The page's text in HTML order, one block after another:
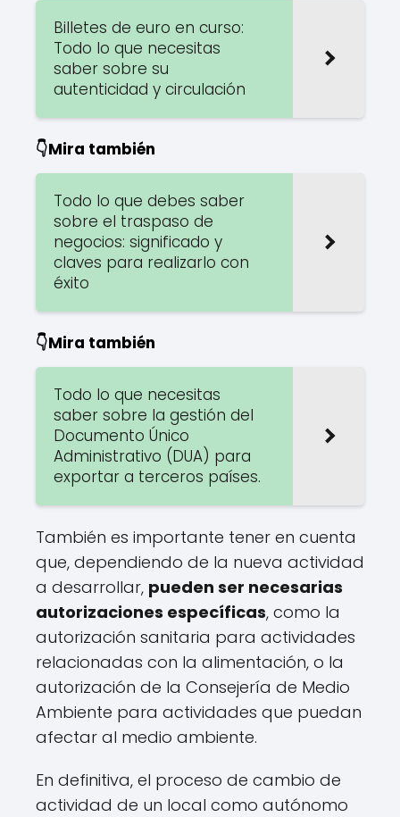
Billetes de euro en curso:
Todo lo que necesitas
saber sobre su
autenticidad y circulación
👇Mira también
Todo lo que debes saber
sobre el traspaso de
negocios: significado y
claves para realizarlo con
éxito
👇Mira también
Todo lo que necesitas
saber sobre la gestión del
Documento Único
Administrativo (DUA) para
exportar a terceros países.
También es importante tener en cuenta
que, dependiendo de la nueva actividad
a desarrollar, pueden ser necesarias
autorizaciones específicas, como la
autorización sanitaria para actividades
relacionadas con la alimentación, o la
autorización de la Consejería de Medio
Ambiente para actividades que puedan
afectar al medio ambiente.
En definitiva, el proceso de cambio de
actividad de un local como autónomo